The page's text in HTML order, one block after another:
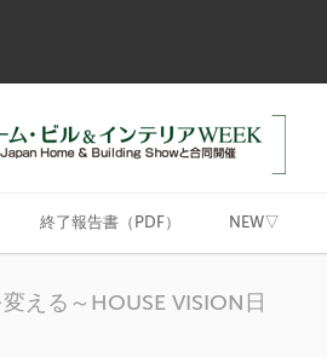
終了報告書（PDF） NEW▽
える～HOUSE VISION日